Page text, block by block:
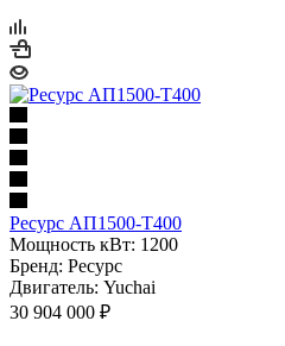
Ресурс АП1500-Т400
Мощность кВт: 1200
Бренд: Ресурс
Двигатель: Yuchai
30 904 000 ₽